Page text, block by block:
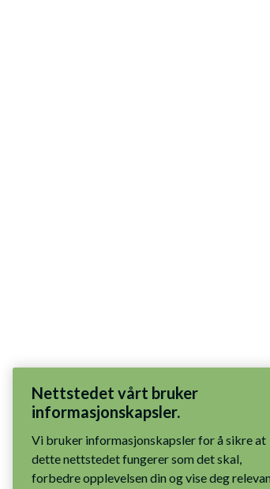
Vi bruker informasjonskapsler for å sikre at
dette nettstedet fungerer som det skal,
forbedre opplevelsen din og vise deg relevant
innhold. Du har kontrollen: godta alle
informasjonskapsler, tillat bare nødvendige